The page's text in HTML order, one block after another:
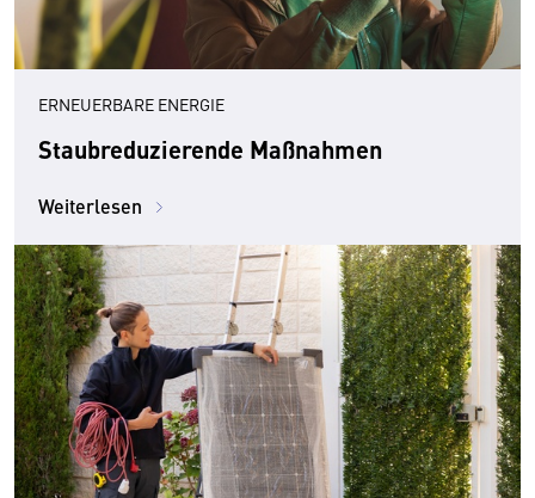
ERNEUERBARE ENERGIE
Staubreduzierende Maßnahmen
Weiterlesen